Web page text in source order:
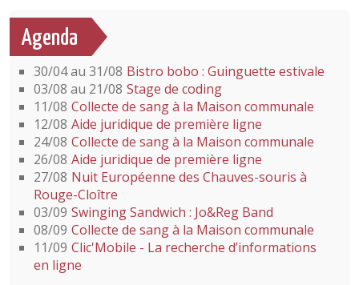
Agenda
30/04 au 31/08 Bistro bobo : Guinguette estivale
03/08 au 21/08 Stage de coding
11/08 Collecte de sang à la Maison communale
12/08 Aide juridique de première ligne
24/08 Collecte de sang à la Maison communale
26/08 Aide juridique de première ligne
27/08 Nuit Européenne des Chauves-souris à
Rouge-Cloître
03/09 Swinging Sandwich : Jo&Reg Band
08/09 Collecte de sang à la Maison communale
11/09 Clic'Mobile - La recherche d’informations
en ligne